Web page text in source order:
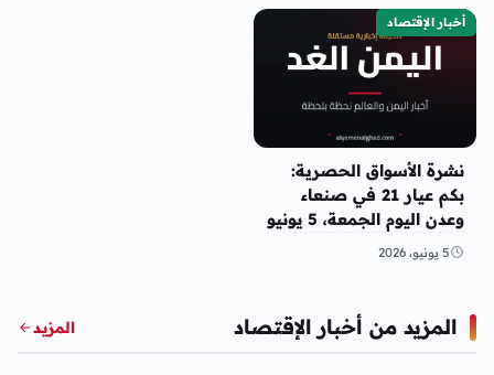
أخبار الإقتصاد
نشرة الأسواق الحصرية:
بكم عيار 21 في صنعاء
وعدن اليوم الجمعة، 5 يونيو
2026؟
5 يونيو، 2026
المزيد من أخبار الإقتصاد المزيد